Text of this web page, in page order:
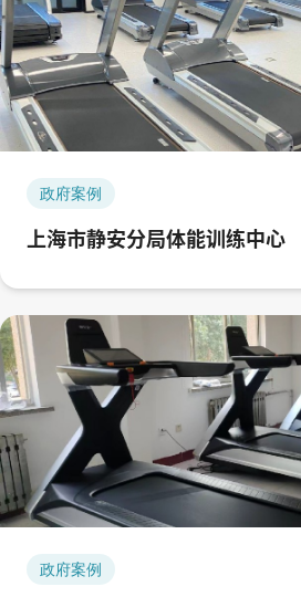
政府案例
上海市静安分局体能训练中心
政府案例